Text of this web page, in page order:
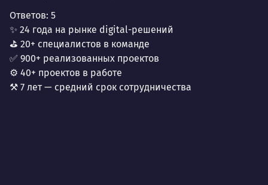
Ответов: 5
✨ 24 года на рынке digital-решений
⛳ 20+ специалистов в команде
✅ 900+ реализованных проектов
⚙️ 40+ проектов в работе
⚒️ 7 лет — средний срок сотрудничества